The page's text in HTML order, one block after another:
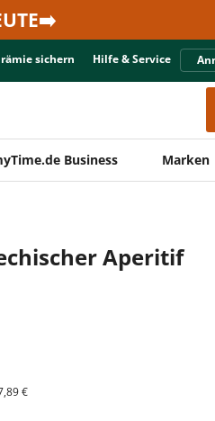
sichern Hilfe & Service
Business Marken
Aperitif
€